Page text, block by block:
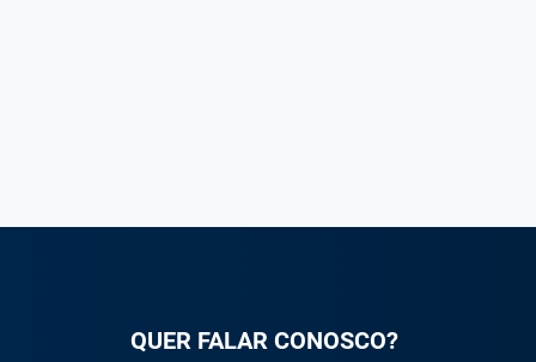
QUER FALAR CONOSCO?